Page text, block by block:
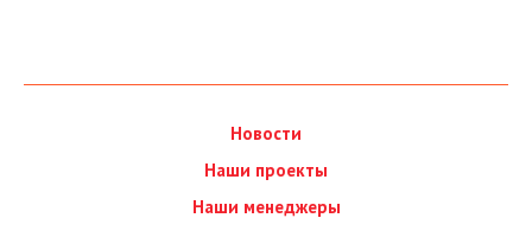
Новости
Наши проекты
Наши менеджеры